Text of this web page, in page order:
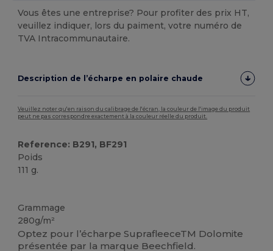
Vous êtes une entreprise? Pour profiter des prix HT,
veuillez indiquer, lors du paiment, votre numéro de
TVA Intracommunautaire.
Description de l’écharpe en polaire chaude
Veuillez noter qu'en raison du calibrage de l'écran, la couleur de l'image du produit
peut ne pas correspondre exactement à la couleur réelle du produit.
Reference: B291, BF291
Poids
111 g.
Grammage
280g/m²
Optez pour l’écharpe SuprafleeceTM Dolomite
présentée par la marque Beechfield.